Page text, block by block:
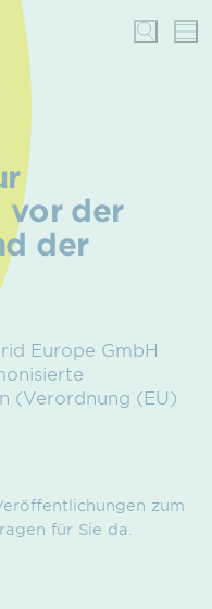
vor der
der
Europe GmbH
(Verordnung (EU)
zum
für Sie da.